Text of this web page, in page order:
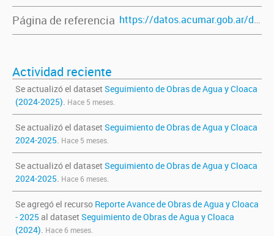
Página de referencia https://datos.acumar.gob.ar/dataset/seguimiento-de-obras-de-agua-y-cloaca
Actividad reciente
Se actualizó el dataset Seguimiento de Obras de Agua y Cloaca
(2024-2025). Hace 5 meses.
Se actualizó el dataset Seguimiento de Obras de Agua y Cloaca
2024-2025. Hace 5 meses.
Se actualizó el dataset Seguimiento de Obras de Agua y Cloaca
2024-2025. Hace 6 meses.
Se agregó el recurso Reporte Avance de Obras de Agua y Cloaca
- 2025 al dataset Seguimiento de Obras de Agua y Cloaca
(2024). Hace 6 meses.